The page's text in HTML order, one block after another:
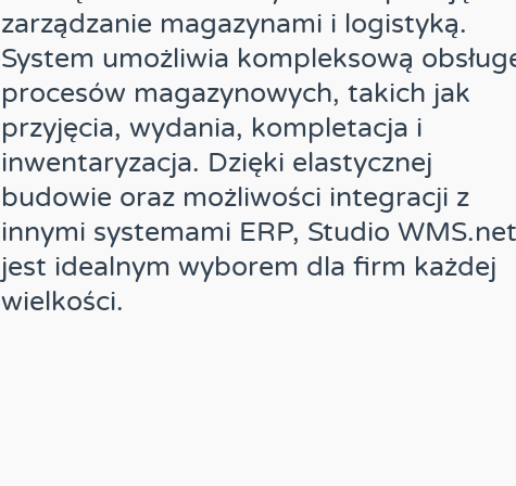
zarządzanie magazynami i logistyką.
System umożliwia kompleksową
procesów magazynowych, takich jak
przyjęcia, wydania, kompletacja i
inwentaryzacja. Dzięki elastycznej
budowie oraz możliwości integracji z
innymi systemami ERP, Studio WMS.net
jest idealnym wyborem dla firm każdej
wielkości.